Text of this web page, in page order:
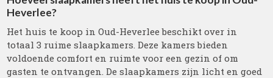
Heverlee?
Het huis te koop in Oud-Heverlee beschikt over in
totaal 3 ruime slaapkamers. Deze kamers bieden
voldoende comfort en ruimte voor een gezin of om
gasten te ontvangen. De slaapkamers zijn licht en goed